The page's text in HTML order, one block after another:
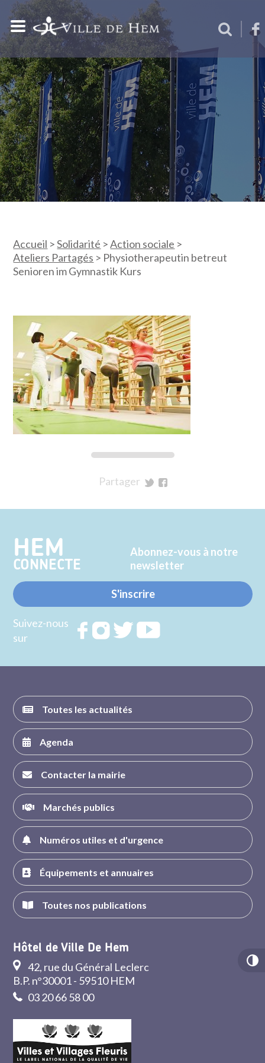
Accueil >Solidarité >Action sociale >
Ateliers Partagés > Physiotherapeutin betreut
Senioren im Gymnastik Kurs
Partager
Twitter
Facebook
HEM
CONNECTE
Abonnez-vous à notre
newsletter
S'inscrire
Suivez-nous
sur
RejoignezRejoignezRejoignez
Toutes les actualités
Agenda
Contacter la mairie
Marchés publics
Numéros utiles et d'urgence
Équipements et annuaires
Toutes nos publications
Hôtel de Ville De Hem
42, rue du Général Leclerc
B.P. n°30001 - 59510 HEM
03 20 66 58 00